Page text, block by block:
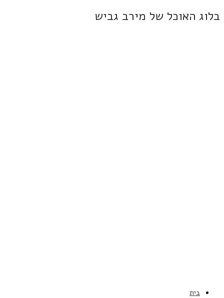
בלוג האוכל של מירב גביש
בית